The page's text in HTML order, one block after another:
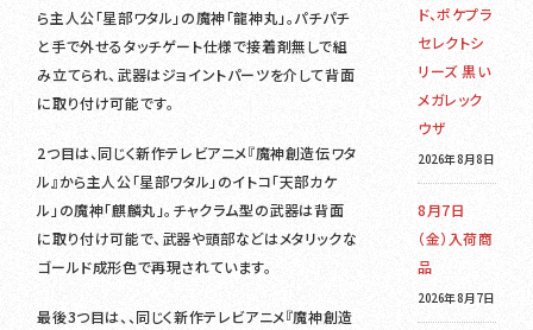
ら主人公「星部ワタル」の魔神「龍神丸」。パチパチ
と手で外せるタッチゲート仕様で接着剤無しで組
み立てられ、武器はジョイントパーツを介して背面
に取り付け可能です。
2つ目は、同じく新作テレビアニメ『魔神創造伝ワタ
ル』から主人公「星部ワタル」のイトコ「天部カケ
ル」の魔神「麒麟丸」。チャクラム型の武器は背面
に取り付け可能で、武器や頭部などはメタリックな
ゴールド成形色で再現されています。
最後3つ目は、、同じく新作テレビアニメ『魔神創造
ド、ポケプラ
セレクトシ
リーズ 黒い
メガレック
ウザ
2026年8月8日
8月7日
（金）入荷商
品
2026年8月7日